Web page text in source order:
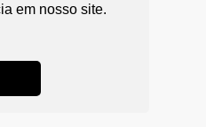
em nosso site.